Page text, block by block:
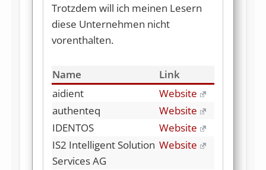
Trotzdem will ich meinen Lesern
diese Unternehmen nicht
vorenthalten.
Name
Link
aidient
Website
authenteq
Website
IDENTOS
Website
IS2 Intelligent Solution
Services AG
Website